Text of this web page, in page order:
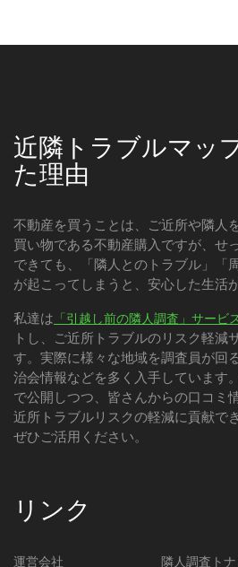
近隣トラブルマッ
た理由
不動産を買うことは、ご近所や隣人
買い物である不動産購入ですが、せ
できても、「隣人とのトラブル」「
が起こってしまうと、安心した生活
私達は 「引越し前の隣人調査」サービ
トし、ご近所トラブルのリスク軽減
す。実際に様々な地域を調査員が回
治会情報などを多く入手しています
で公開しつつ、皆さんからの口コミ
近所トラブルリスクの軽減に貢献で
ぜひご活用ください。
リンク
運営会社 隣人調査ト